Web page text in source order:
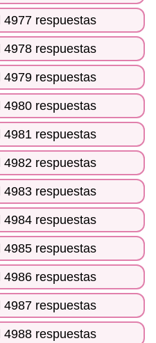
respuestas
respuestas
respuestas
respuestas
respuestas
respuestas
respuestas
respuestas
respuestas
respuestas
respuestas
respuestas